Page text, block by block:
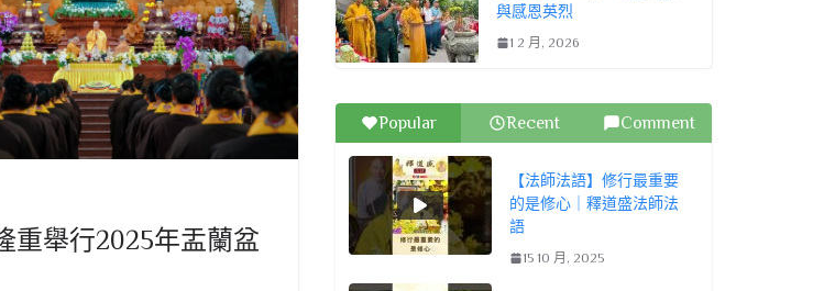
重舉行2025年盂蘭盆
與感恩英烈
1 2 月, 2026
Popular Recent Comment
【法師法語】修行最重要
的是修心｜釋道盛法師法
語
15 10 月, 2025